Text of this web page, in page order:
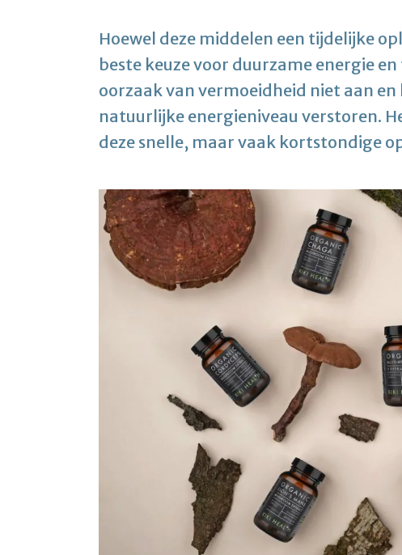
Hoewel deze middelen een tijdelijke
beste keuze voor duurzame energie
oorzaak van vermoeidheid niet aan
natuurlijke energieniveau verstoren.
deze snelle, maar vaak kortstondige